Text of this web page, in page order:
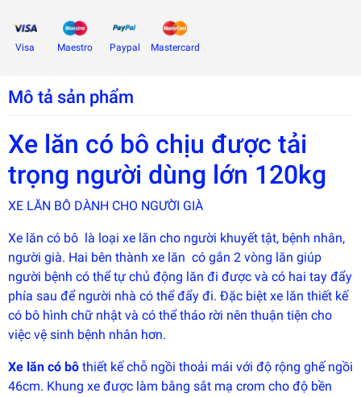
Visa Maestro Paypal Mastercard
Mô tả sản phẩm
Xe lăn có bô chịu được tải
trọng người dùng lớn 120kg
XE LĂN BÔ DÀNH CHO NGƯỜI GIÀ
Xe lăn có bô là loại xe lăn cho người khuyết tật, bệnh nhân,
người già. Hai bên thành xe lăn có gắn 2 vòng lăn giúp
người bệnh có thể tự chủ động lăn đi được và có hai tay đẩy
phía sau để người nhà có thể đẩy đi. Đặc biệt xe lăn thiết kế
có bô hình chữ nhật và có thể tháo rời nên thuận tiện cho
việc vệ sinh bệnh nhân hơn.
Xe lăn có bô thiết kế chỗ ngồi thoải mái với độ rộng ghế ngồi
46cm. Khung xe được làm bằng sắt mạ crom cho độ bền
Đây là
giải
phát
bởi
EGANY